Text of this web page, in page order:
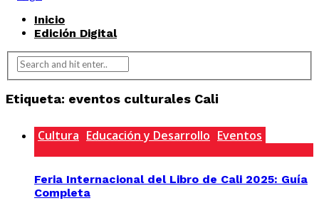
Inicio
Edición Digital
Etiqueta: eventos culturales Cali
Cultura Educación y Desarrollo Eventos
Feria Internacional del Libro de Cali 2025: Guía
Completa